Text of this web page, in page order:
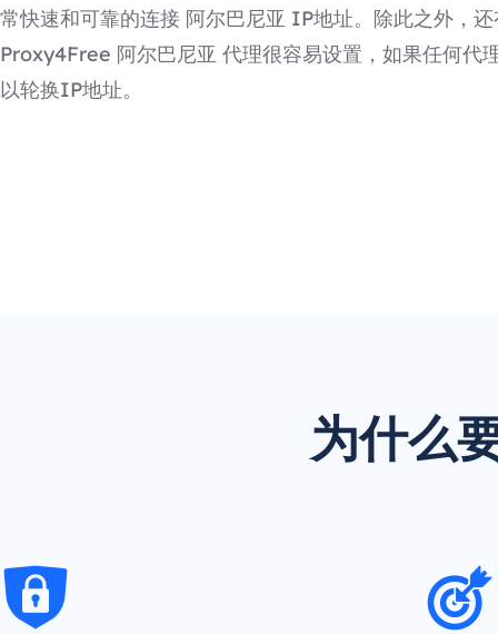
常快速和可靠的连接 阿尔巴尼亚 IP地址。除此之外，还
Proxy4Free 阿尔巴尼亚 代理很容易设置，如果任何代
以轮换IP地址。
为什么